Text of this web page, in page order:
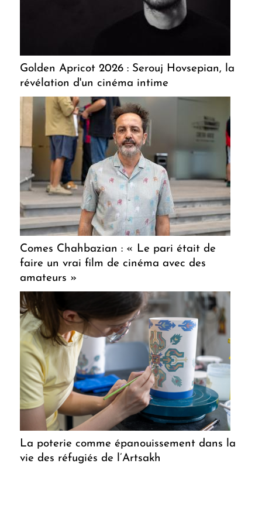
Golden Apricot 2026 : Serouj Hovsepian, la
révélation d'un cinéma intime
Comes Chahbazian : « Le pari était de
faire un vrai film de cinéma avec des
amateurs »
La poterie comme épanouissement dans la
vie des réfugiés de l’Artsakh